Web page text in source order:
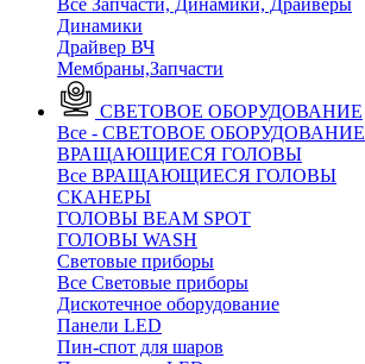
Все Запчасти, Динамики, Драйверы
Динамики
Драйвер ВЧ
Мембраны,Запчасти
СВЕТОВОЕ ОБОРУДОВАНИЕ
Все - СВЕТОВОЕ ОБОРУДОВАНИЕ
ВРАЩАЮЩИЕСЯ ГОЛОВЫ
Все ВРАЩАЮЩИЕСЯ ГОЛОВЫ
CКАНЕРЫ
ГОЛОВЫ BEAM SPOT
ГОЛОВЫ WASH
Световые приборы
Все Световые приборы
Дискотечное оборудование
Панели LED
Пин-спот для шаров